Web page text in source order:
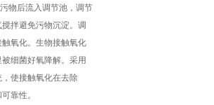
物后流入调节池，调节
拌避免污物沉淀。调
氧化。生物接触氧化
细菌好氧降解。采用
使接触氧化在去除
靠性。